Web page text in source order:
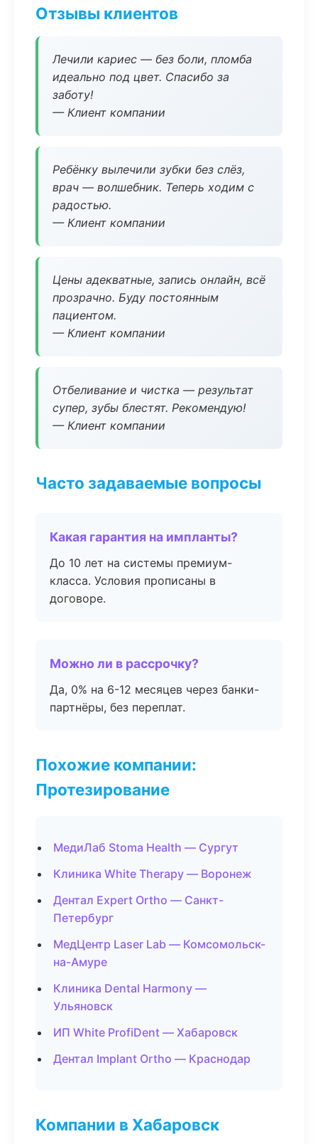
Отзывы клиентов
Лечили кариес — без боли, пломба
идеально под цвет. Спасибо за
заботу!
— Клиент компании
Ребёнку вылечили зубки без слёз,
врач — волшебник. Теперь ходим с
радостью.
— Клиент компании
Цены адекватные, запись онлайн, всё
прозрачно. Буду постоянным
пациентом.
— Клиент компании
Отбеливание и чистка — результат
супер, зубы блестят. Рекомендую!
— Клиент компании
Часто задаваемые вопросы
Какая гарантия на импланты?
До 10 лет на системы премиум-
класса. Условия прописаны в
договоре.
Можно ли в рассрочку?
Да, 0% на 6-12 месяцев через банки-
партнёры, без переплат.
Похожие компании:
Протезирование
МедиЛаб Stoma Health — Сургут
Клиника White Therapy — Воронеж
Дентал Expert Ortho — Санкт-
Петербург
МедЦентр Laser Lab — Комсомольск-
на-Амуре
Клиника Dental Harmony —
Ульяновск
ИП White ProfiDent — Хабаровск
Дентал Implant Ortho — Краснодар
Компании в Хабаровск